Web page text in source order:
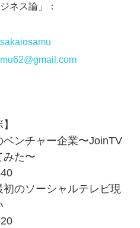
ネス論」：
ベンチャー企業〜JoinTV
みた〜
初のソーシャルテレビ現